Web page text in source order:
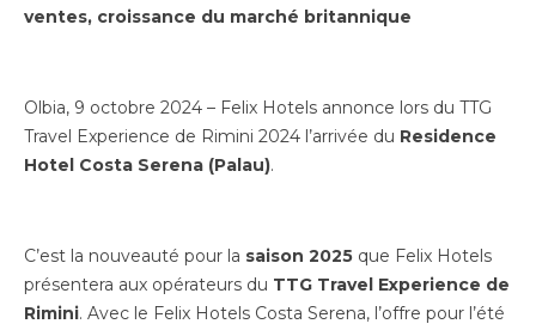
ventes, croissance du marché britannique
Olbia, 9 octobre 2024 – Felix Hotels annonce lors du TTG
Travel Experience de Rimini 2024 l’arrivée du Residence
Hotel Costa Serena (Palau).
C’est la nouveauté pour la saison 2025 que Felix Hotels
présentera aux opérateurs du TTG Travel Experience de
Rimini. Avec le Felix Hotels Costa Serena, l’offre pour l’été